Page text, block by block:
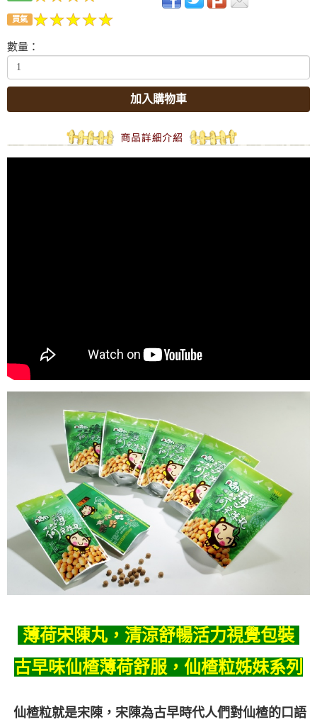
買氣
數量：
加入購物車
薄荷宋陳丸，清涼舒暢活力視覺包裝
古早味仙楂薄荷舒服， 仙楂粒姊妹系列
仙楂粒就是宋陳，宋陳為古早時代人們對仙楂的口語